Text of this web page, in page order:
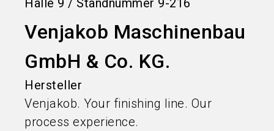
Halle 9 / Standnummer 9-216
Venjakob Maschinenbau
GmbH & Co. KG.
Hersteller
Venjakob. Your finishing line. Our
process experience.